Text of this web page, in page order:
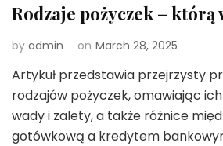
Rodzaje pożyczek – którą
by admin on March 28, 2025
Artykuł przedstawia przejrzysty
rodzajów pożyczek, omawiając
wady i zalety, a także różnice
gotówkową a kredytem